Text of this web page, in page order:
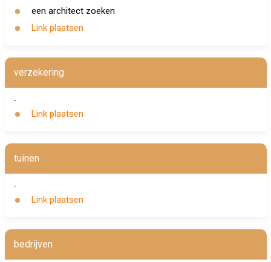
een architect zoeken
Link plaatsen
verzekering
-
Link plaatsen
tuinen
-
Link plaatsen
bedrijven